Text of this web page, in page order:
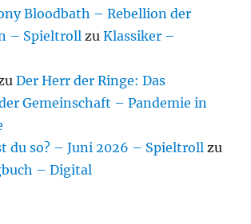
Bloodbath – Rebellion der
– Spieltroll zuKlassiker –
Der Herr der Ringe: Das
Gemeinschaft – Pandemie in
du so? – Juni 2026 – Spieltroll zu
– Digital